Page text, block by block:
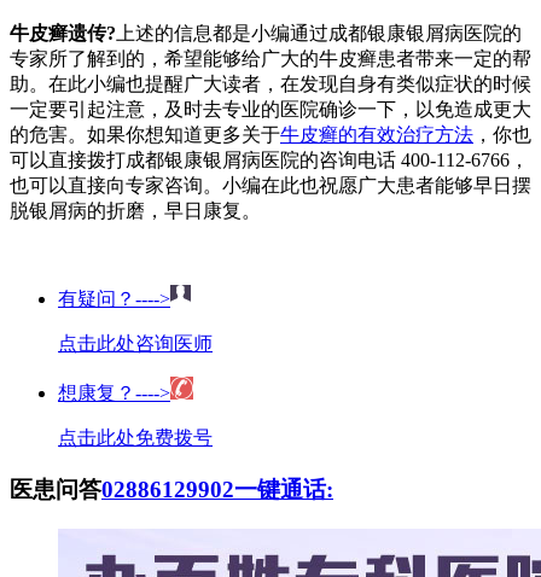
牛皮癣遗传? 上述的信息都是小编通过成都银康银屑病医院的
专家所了解到的，希望能够给广大的牛皮癣患者带来一定的帮
助。在此小编也提醒广大读者，在发现自身有类似症状的时候
一定要引起注意，及时去专业的医院确诊一下，以免造成更大
的危害。如果你想知道更多关于牛皮癣的有效治疗方法 ，你也
可以直接拨打成都银康银屑病医院的咨询电话 400-112-6766，
也可以直接向专家咨询。小编在此也祝愿广大患者能够早日摆
脱银屑病的折磨，早日康复。
有疑问？---->
点击此处咨询医师
想康复？---->
点击此处免费拨号
医患问答02886129902一键通话: